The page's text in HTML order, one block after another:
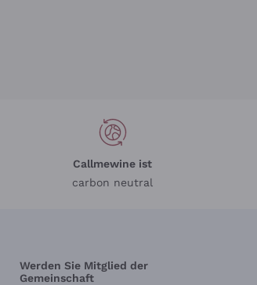
Callmewine ist
carbon neutral
Werden Sie Mitglied der
Gemeinschaft